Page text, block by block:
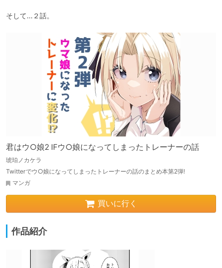
そして…２話。
君はウ○娘2 IFウ○娘になってしまったトレーナーの話
琥珀ノカケラ
Twitterでウ○娘になってしまったトレーナーの話のまとめ本第2弾!
マンガ
買いに行く
作品紹介